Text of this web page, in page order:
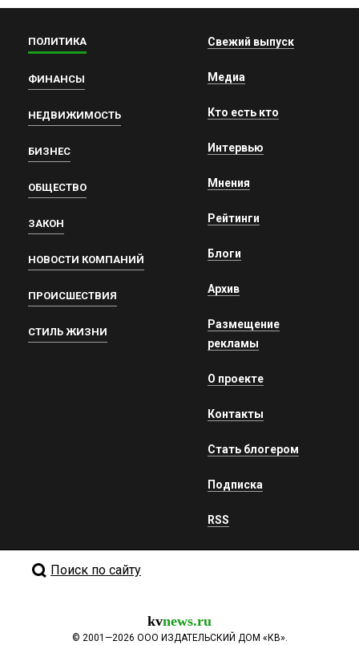
ПОЛИТИКА
ФИНАНСЫ
НЕДВИЖИМОСТЬ
БИЗНЕС
ОБЩЕСТВО
ЗАКОН
НОВОСТИ КОМПАНИЙ
ПРОИСШЕСТВИЯ
СТИЛЬ ЖИЗНИ
Свежий выпуск
Медиа
Кто есть кто
Интервью
Мнения
Рейтинги
Блоги
Архив
Размещение
рекламы
О проекте
Контакты
Стать блогером
Подписка
RSS
Поиск по сайту
kvnews.ru
© 2001—2026 ООО ИЗДАТЕЛЬСКИЙ ДОМ «КВ».